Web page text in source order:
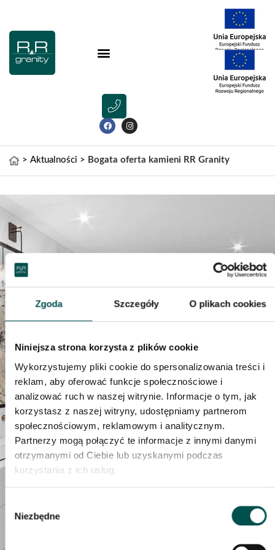
Zgoda Szczegóły O plikach cookies
Niniejsza strona korzysta z plików cookie
Wykorzystujemy pliki cookie do spersonalizowania treści i
reklam, aby oferować funkcje społecznościowe i
analizować ruch w naszej witrynie. Informacje o tym, jak
korzystasz z naszej witryny, udostępniamy partnerom
społecznościowym, reklamowym i analitycznym.
Partnerzy mogą połączyć te informacje z innymi danymi
otrzymanymi od Ciebie lub uzyskanymi podczas
korzystania z ich usług.
zgody
Niezbędne
> Aktualności > Bogata oferta kamieni RR Granity
Bogata oferta
kamieni RR
Granity
24 MARCA 2025